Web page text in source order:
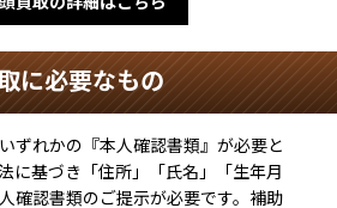
に必要なもの
ずれかの『本人確認書類』が必要と
に基づき 「住所」「氏名」「生年月
確認書類のご提示が必要です。補助